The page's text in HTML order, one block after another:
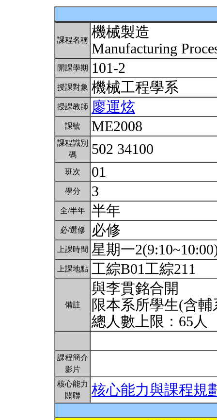
課程名稱 機械製造
Manufacturing
開課學期 101-2
授課對象 機械工程學系
授課教師 廖運炫
課號 ME2008
課程識別
碼
502 34100
班次 01
學分 3
全/半年 半年
必/選修 必修
上課時間 星期一
上課地點 工綜B01工綜211
備註
與李貫銘合開
限本系所學生(含
總人數上限：65人
課程簡介
影片
核心能力
關聯
核心能力與課程規